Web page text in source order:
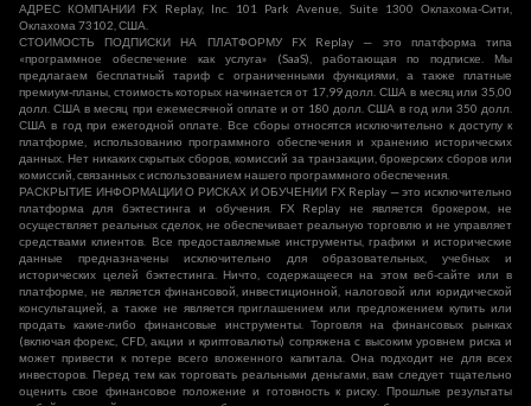
АДРЕС КОМПАНИИ FX Replay, Inc. 101 Park Avenue, Suite 1300 Оклахома-Сити,
Оклахома 73102, США.
СТОИМОСТЬ ПОДПИСКИ НА ПЛАТФОРМУ FX Replay — это платформа типа
«программное обеспечение как услуга» (SaaS), работающая по подписке. Мы
предлагаем бесплатный тариф с ограниченными функциями, а также платные
премиум-планы, стоимость которых начинается от 17,99 долл. США в месяц или 35,00
долл. США в месяц при ежемесячной оплате и от 180 долл. США в год или 350 долл.
США в год при ежегодной оплате. Все сборы относятся исключительно к доступу к
платформе, использованию программного обеспечения и хранению исторических
данных. Нет никаких скрытых сборов, комиссий за транзакции, брокерских сборов или
комиссий, связанных с использованием нашего программного обеспечения.
РАСКРЫТИЕ ИНФОРМАЦИИ О РИСКАХ И ОБУЧЕНИИ FX Replay — это исключительно
платформа для бэктестинга и обучения. FX Replay не является брокером, не
осуществляет реальных сделок, не обеспечивает реальную торговлю и не управляет
средствами клиентов. Все предоставляемые инструменты, графики и исторические
данные предназначены исключительно для образовательных, учебных и
исторических целей бэктестинга. Ничто, содержащееся на этом веб-сайте или в
платформе, не является финансовой, инвестиционной, налоговой или юридической
консультацией, а также не является приглашением или предложением купить или
продать какие-либо финансовые инструменты. Торговля на финансовых рынках
(включая форекс, CFD, акции и криптовалюты) сопряжена с высоким уровнем риска и
может привести к потере всего вложенного капитала. Она подходит не для всех
инвесторов. Перед тем как торговать реальными деньгами, вам следует тщательно
оценить свое финансовое положение и готовность к риску. Прошлые результаты